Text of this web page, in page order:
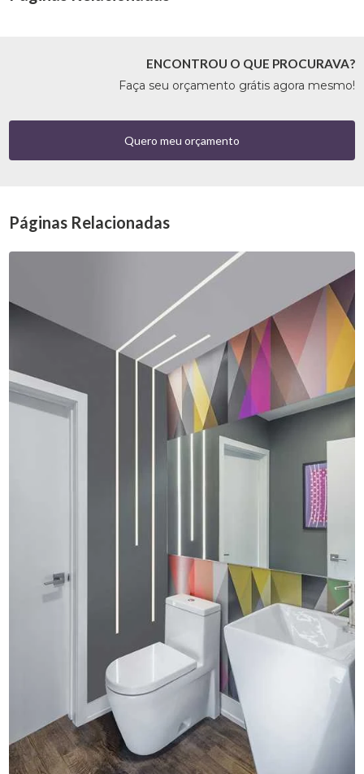
ENCONTROU O QUE PROCURAVA?
Faça seu orçamento grátis agora mesmo!
Quero meu orçamento
Páginas Relacionadas